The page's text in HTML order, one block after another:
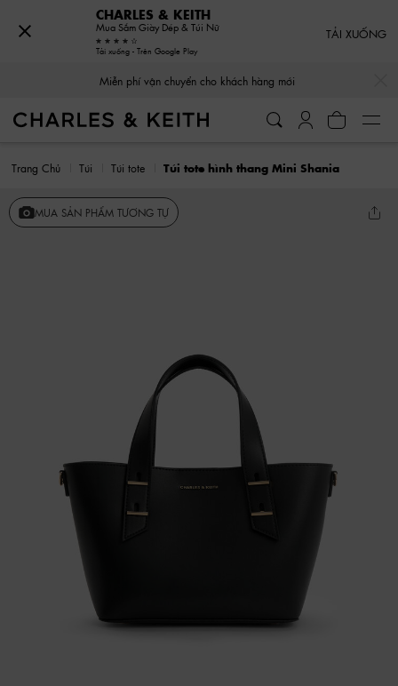
Miễn phí vận chuyển cho khách hàng mới
Trang Chủ Túi Túi tote Túi tote hình thang Mini Shania
MUA SẢN PHẨM TƯƠNG TỰ
CHARLES & KEITH
Mua Sắm Giày Dép & Túi Nữ
Tải xuống - Trên Google Play
TẢI XUỐNG